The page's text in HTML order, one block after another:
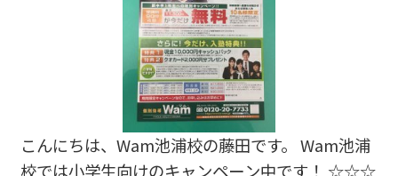
こんにちは、Wam池浦校の藤田です。 Wam池浦
校では小学生向けのキャンペーン中です！ ☆☆☆